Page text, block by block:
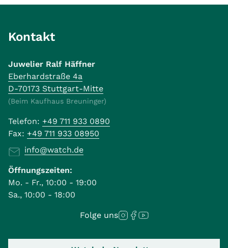
Kontakt
Juwelier Ralf Häffner
Eberhardstraße 4a
D-70173 Stuttgart-Mitte
(Beim Kaufhaus Breuninger)
Telefon: +49 711 933 0890
Fax: +49 711 933 08950
info@watch.de
Öffnungszeiten:
Mo. - Fr., 10:00 - 19:00
Sa., 10:00 - 18:00
Folge uns